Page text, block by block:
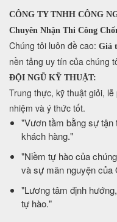
CÔNG TY TNHH CÔNG
Chuyên Nhận Thi Công
​Chúng tôi luôn đề cao: Giá
nền tảng uy tín của chúng
ĐỘI NGŨ KỸ THUẬT:
Trung thực, kỹ thuật giỏi,
nhiệm và ý thức tốt.
​"Vươn tầm bằng sự tận
khách hàng."
​"Niềm tự hào của
và sự mãn nguyện của
​"Lương tâm định
tự hào."